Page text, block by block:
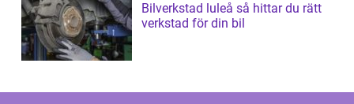
Bilverkstad luleå så hittar du rätt
verkstad för din bil